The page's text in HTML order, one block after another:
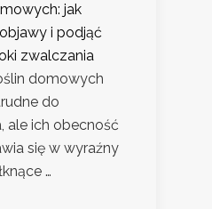
jak
i podjąć
zwalczania
domowych
do
ale ich obecność
się w wyraźny
…